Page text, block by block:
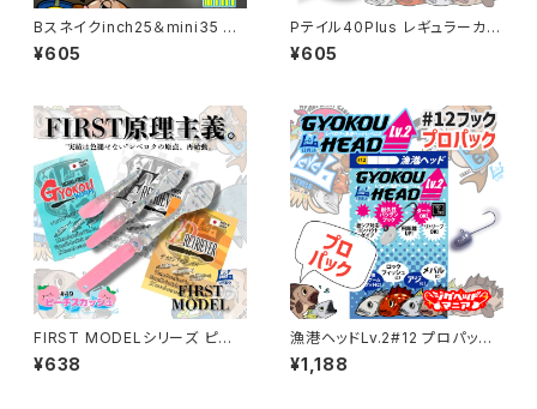
Bスネイクinch25＆mini35 レ
ギュラーカラー各色
¥605
Pテイル40Plus レギュラーカラ
ー各色
¥605
FIRST MODELシリーズ ピー
チスカッシュカラー 各種【レベロ
ク】
¥638
漁港ヘッドLv.2#12 プロパック
各サイズ【JigheadMania】
¥1,188